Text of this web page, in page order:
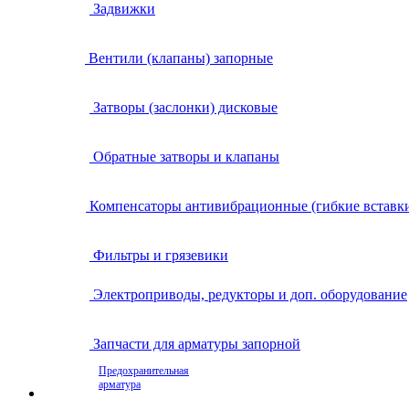
Задвижки
Вентили (клапаны) запорные
Затворы (заслонки) дисковые
Обратные затворы и клапаны
Компенсаторы антивибрационные (гибкие
Фильтры и грязевики
Электроприводы, редукторы и доп. оборудование
Запчасти для арматуры запорной
Предохранительная
арматура